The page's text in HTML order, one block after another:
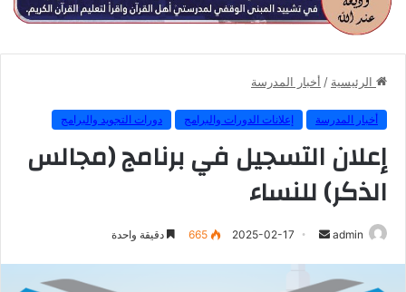
الرئيسية / أخبار المدرسة
أخبار المدرسة إعلانات الدورات والبرامج دورات التجويد والبرامج
إعلان التسجيل في برنامج (مجالس
الذكر) للنساء
admin
أرسل 2025-02-17
665 دقيقة واحدة